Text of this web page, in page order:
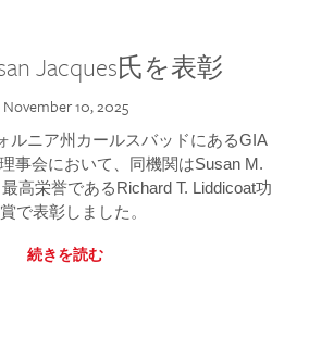
Jacques氏を表彰
November 10, 2025
ルニア州カールスバッドにあるGIA
事会において、同機関はSusan M.
高栄誉であるRichard T. Liddicoat功
で表彰しました。
続きを読む